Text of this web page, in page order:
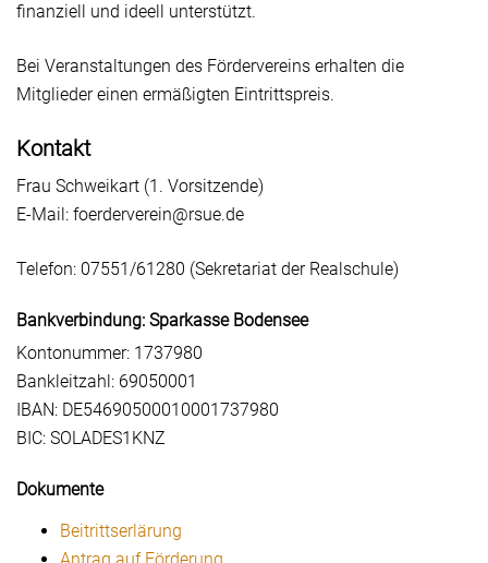
finanziell und ideell unterstützt.
Bei Veranstaltungen des Fördervereins erhalten die
Mitglieder einen ermäßigten Eintrittspreis.
Kontakt
Frau Schweikart (1. Vorsitzende)
E-Mail: foerderverein@rsue.de
Telefon: 07551/61280 (Sekretariat der Realschule)
Bankverbindung: Sparkasse Bodensee
Kontonummer: 1737980
Bankleitzahl: 69050001
IBAN: DE54690500010001737980
BIC: SOLADES1KNZ
Dokumente
Beitrittserlärung